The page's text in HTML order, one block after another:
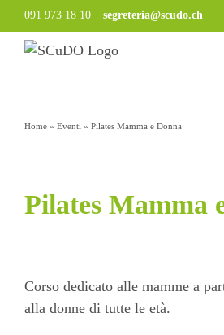
Salta
al
contenuto
091 973 18 10 segreteria@scudo.ch
Home » Eventi » Pilates Mamma e Donna
Pilates Mamma
Corso dedicato alle mamme a
alla donne di tutte le età.